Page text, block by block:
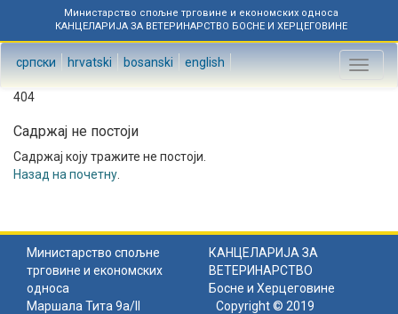
Министарство спољне трговине и економских односа
КАНЦЕЛАРИЈА ЗА ВЕТЕРИНАРСТВО БОСНЕ И ХЕРЦЕГОВИНЕ
српски hrvatski bosanski english
Toggle
404
Садржај не постоји
Садржај коју тражите не постоји.
Назад на почетну
Министарство спољне
трговине и економских
односа
КАНЦЕЛАРИЈА ЗА
ВЕТЕРИНАРСТВО
Босне и Херцеговине
Маршала Тита 9а/II
Copyright © 2019